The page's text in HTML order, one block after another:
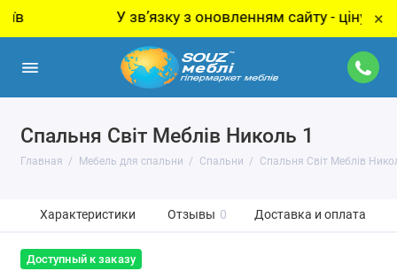
У звʼязку з оновленням сайту - ціну за ×
Спальня Світ Меблів Николь 1
Главная Мебель для спальни Спальни Спальня Світ Меблів
Характеристики Отзывы 0 Доставка и оплата
Доступный к заказу